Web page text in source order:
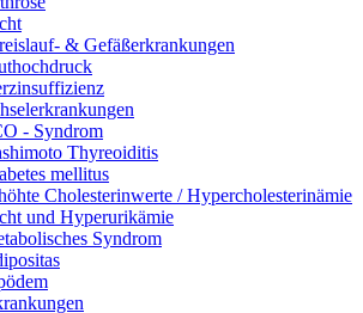
& Gefäßerkrankungen
- Syndrom
Thyreoiditis
mellitus
Cholesterinwerte / Hypercholesterinämie
und Hyperurikämie
Syndrom